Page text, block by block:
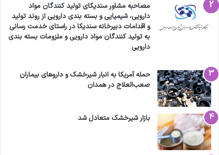
مصاحبه مشاور سندیکای تولید کنندگان مواد
دارویی، شیمیایی و بسته بندی دارویی از روند تولید
و اقدامات دبیرخانه سندیکا در راستای خدمت رسانی
به تولید کنندگان مواد دارویی و ملزومات بسته بندی
دارویی
حمله آمریکا به انبار شیرخشک و داروهای بیماران
صعب‌العلاج در همدان
بازار شیرخشک متعادل شد